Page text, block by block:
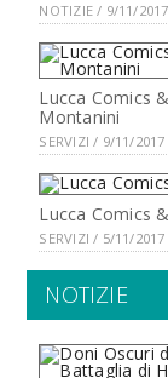
NOTIZIE / 9/11/2017
Lucca Comics
Montanini
SERVIZI / 9/11/2017
Lucca Comics
SERVIZI / 5/11/2017
NOTIZIE